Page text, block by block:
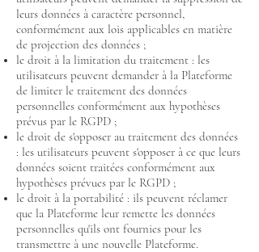
leurs données à caractère personnel,
conformément aux lois applicables en matière
de projection des données ;
le droit à la limitation du traitement : les
utilisateurs peuvent demander à la Plateforme
de limiter le traitement des données
personnelles conformément aux hypothèses
prévus par le RGPD ;
le droit de s'opposer au traitement des données
: les utilisateurs peuvent s'opposer à ce que leurs
données soient traitées conformément aux
hypothèses prévues par le RGPD ;
le droit à la portabilité : ils peuvent réclamer
que la Plateforme leur remette les données
personnelles qu'ils ont fournies pour les
transmettre à une nouvelle Plateforme.